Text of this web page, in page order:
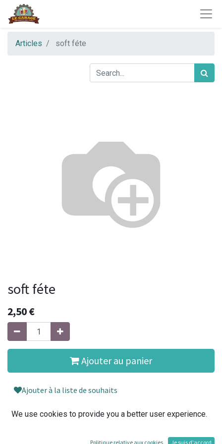
Articles soft féte
soft féte
2,50€
Ajouter au panier
Ajouter à la liste de souhaits
Conditions générales
We use cookies to provide you a better user experience.
Politique relative aux cookies Je suis d'accord